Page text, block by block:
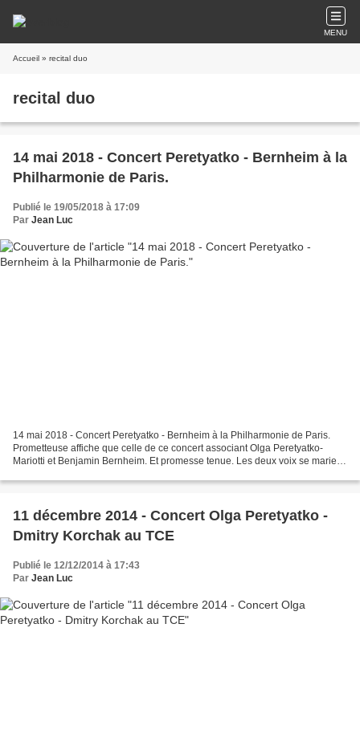
MENU
Accueil » recital duo
recital duo
14 mai 2018 - Concert Peretyatko - Bernheim à la
Philharmonie de Paris.
Publié le 19/05/2018 à 17:09
Par Jean Luc
14 mai 2018 - Concert Peretyatko - Bernheim à la Philharmonie de Paris.
Prometteuse affiche que celle de ce concert associant Olga Peretyatko-
Mariotti et Benjamin Bernheim. Et promesse tenue. Les deux voix se marient
11 décembre 2014 - Concert Olga Peretyatko -
Dmitry Korchak au TCE
Publié le 12/12/2014 à 17:43
Par Jean Luc